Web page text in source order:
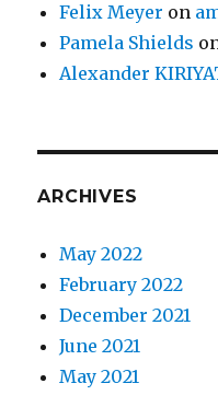
Felix Meyer on
Pamela Shields
Alexander
ARCHIVES
May 2022
February 2022
December 2021
June 2021
May 2021